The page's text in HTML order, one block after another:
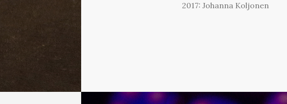
2017: Johanna Koljonen